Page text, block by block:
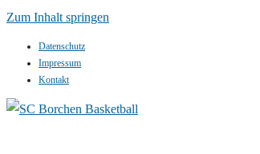
Zum Inhalt springen
Datenschutz
Impressum
Kontakt